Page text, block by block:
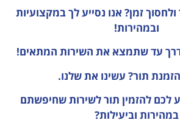
זמן? אנו נסייע לך במקצועיות
ובמהירות!
עד שתמצא את השירות המתאים!
תור? עשינו את שלנו.
לכם להזמין תור לשירות שחיפשתם
במהירות וביעילות?